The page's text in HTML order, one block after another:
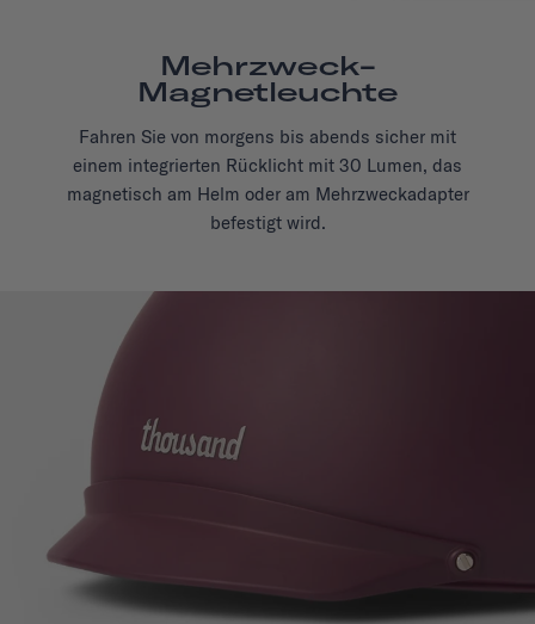
Mehrzweck-
Magnetleuchte
Fahren Sie von morgens bis abends sicher mit
einem integrierten Rücklicht mit 30 Lumen, das
magnetisch am Helm oder am Mehrzweckadapter
befestigt wird.